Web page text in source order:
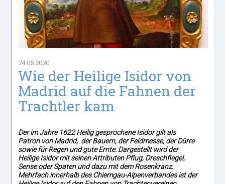
24.05.2020
Wie der Heilige Isidor von
Madrid auf die Fahnen der
Trachtler kam
Der im Jahre 1622 Heilig gesprochene Isidor gilt als
Patron von Madrid, der Bauern, der Feldmesse, der Dürre
sowie für Regen und gute Ernte. Dargestellt wird der
Heilige Isidor mit seinen Attributen Pflug, Dreschflegel,
Sense oder Spaten und dazu mit dem Rosenkranz.
Mehrfach innerhalb des Chiemgau-Alpenverbandes ist der